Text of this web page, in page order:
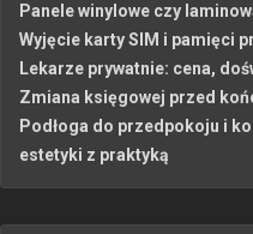
Panele winylowe czy
Wyjęcie karty SIM i pamięci
Lekarze prywatnie: cena,
Zmiana księgowej przed
Podłoga do przedpokoju i
estetyki z praktyką